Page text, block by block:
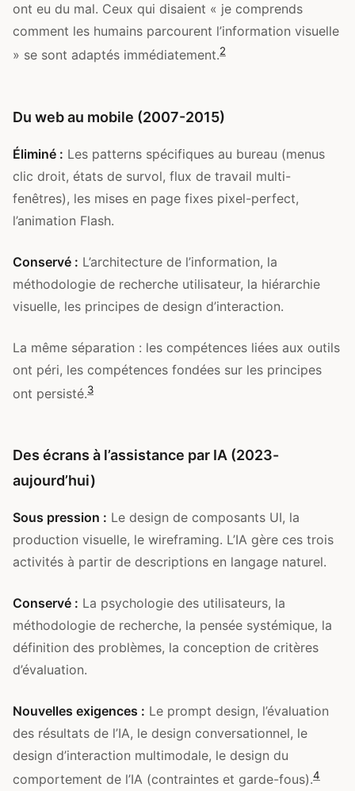
ont eu du mal. Ceux qui disaient « je comprends
comment les humains parcourent l’information visuelle
» se sont adaptés immédiatement.2
Du web au mobile (2007-2015)
Éliminé : Les patterns spécifiques au bureau (menus
clic droit, états de survol, flux de travail multi-
fenêtres), les mises en page fixes pixel-perfect,
l’animation Flash.
Conservé : L’architecture de l’information, la
méthodologie de recherche utilisateur, la hiérarchie
visuelle, les principes de design d’interaction.
La même séparation : les compétences liées aux outils
ont péri, les compétences fondées sur les principes
ont persisté.3
Des écrans à l’assistance par IA (2023-
aujourd’hui)
Sous pression : Le design de composants UI, la
production visuelle, le wireframing. L’IA gère ces trois
activités à partir de descriptions en langage naturel.
Conservé : La psychologie des utilisateurs, la
méthodologie de recherche, la pensée systémique, la
définition des problèmes, la conception de critères
d’évaluation.
Nouvelles exigences : Le prompt design, l’évaluation
des résultats de l’IA, le design conversationnel, le
design d’interaction multimodale, le design du
comportement de l’IA (contraintes et garde-fous).4